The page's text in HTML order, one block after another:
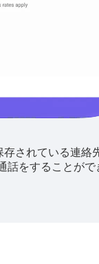
存されている連絡
話をすることがで